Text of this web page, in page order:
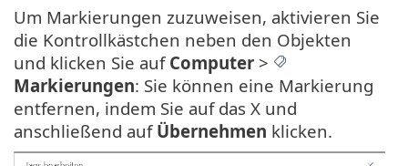
Um Markierungen zuzuweisen, aktivieren Sie
die Kontrollkästchen neben den Objekten
und klicken Sie auf Computer >
Markierungen: Sie können eine Markierung
entfernen, indem Sie auf das X und
anschließend auf Übernehmen klicken.